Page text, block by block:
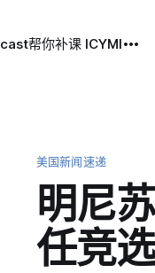
帮你补课 ICYMI
美国新闻速递
明尼
任竞选